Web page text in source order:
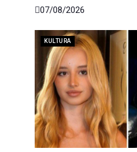
07/08/2026
KULTURA